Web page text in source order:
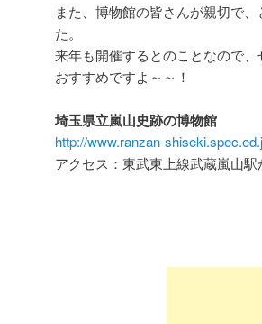
また、博物館の皆さんが親切で
た。
来年も開催するとのことなので
おすすめですよ～～！
埼玉県立嵐山史跡の博物館
http://www.ranzan-
アクセス：東武東上線武蔵嵐山駅